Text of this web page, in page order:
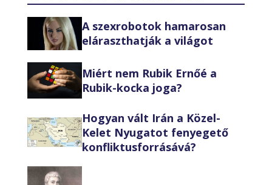
A szexrobotok hamarosan
eláraszthatják a világot
Miért nem Rubik Ernőé a
Rubik-kocka joga?
Hogyan vált Irán a Közel-
Kelet Nyugatot fenyegető
konfliktusforrásává?